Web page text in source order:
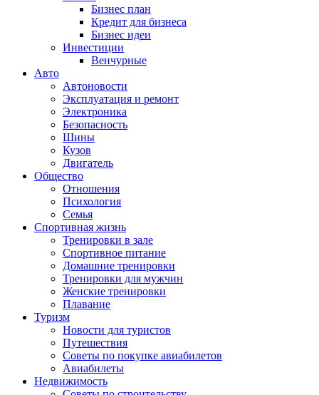
Бизнес план
Кредит для бизнеса
Бизнес идеи
Инвестиции
Венчурные
Авто
Автоновости
Эксплуатация и ремонт
Электроника
Безопасность
Шины
Кузов
Двигатель
Общество
Отношения
Психология
Семья
Спортивная жизнь
Тренировки в зале
Спортивное питание
Домашние тренировки
Тренировки для мужчин
Женские тренировки
Плавание
Туризм
Новости для туристов
Путешествия
Советы по покупке авиабилетов
Авиабилеты
Недвижимость